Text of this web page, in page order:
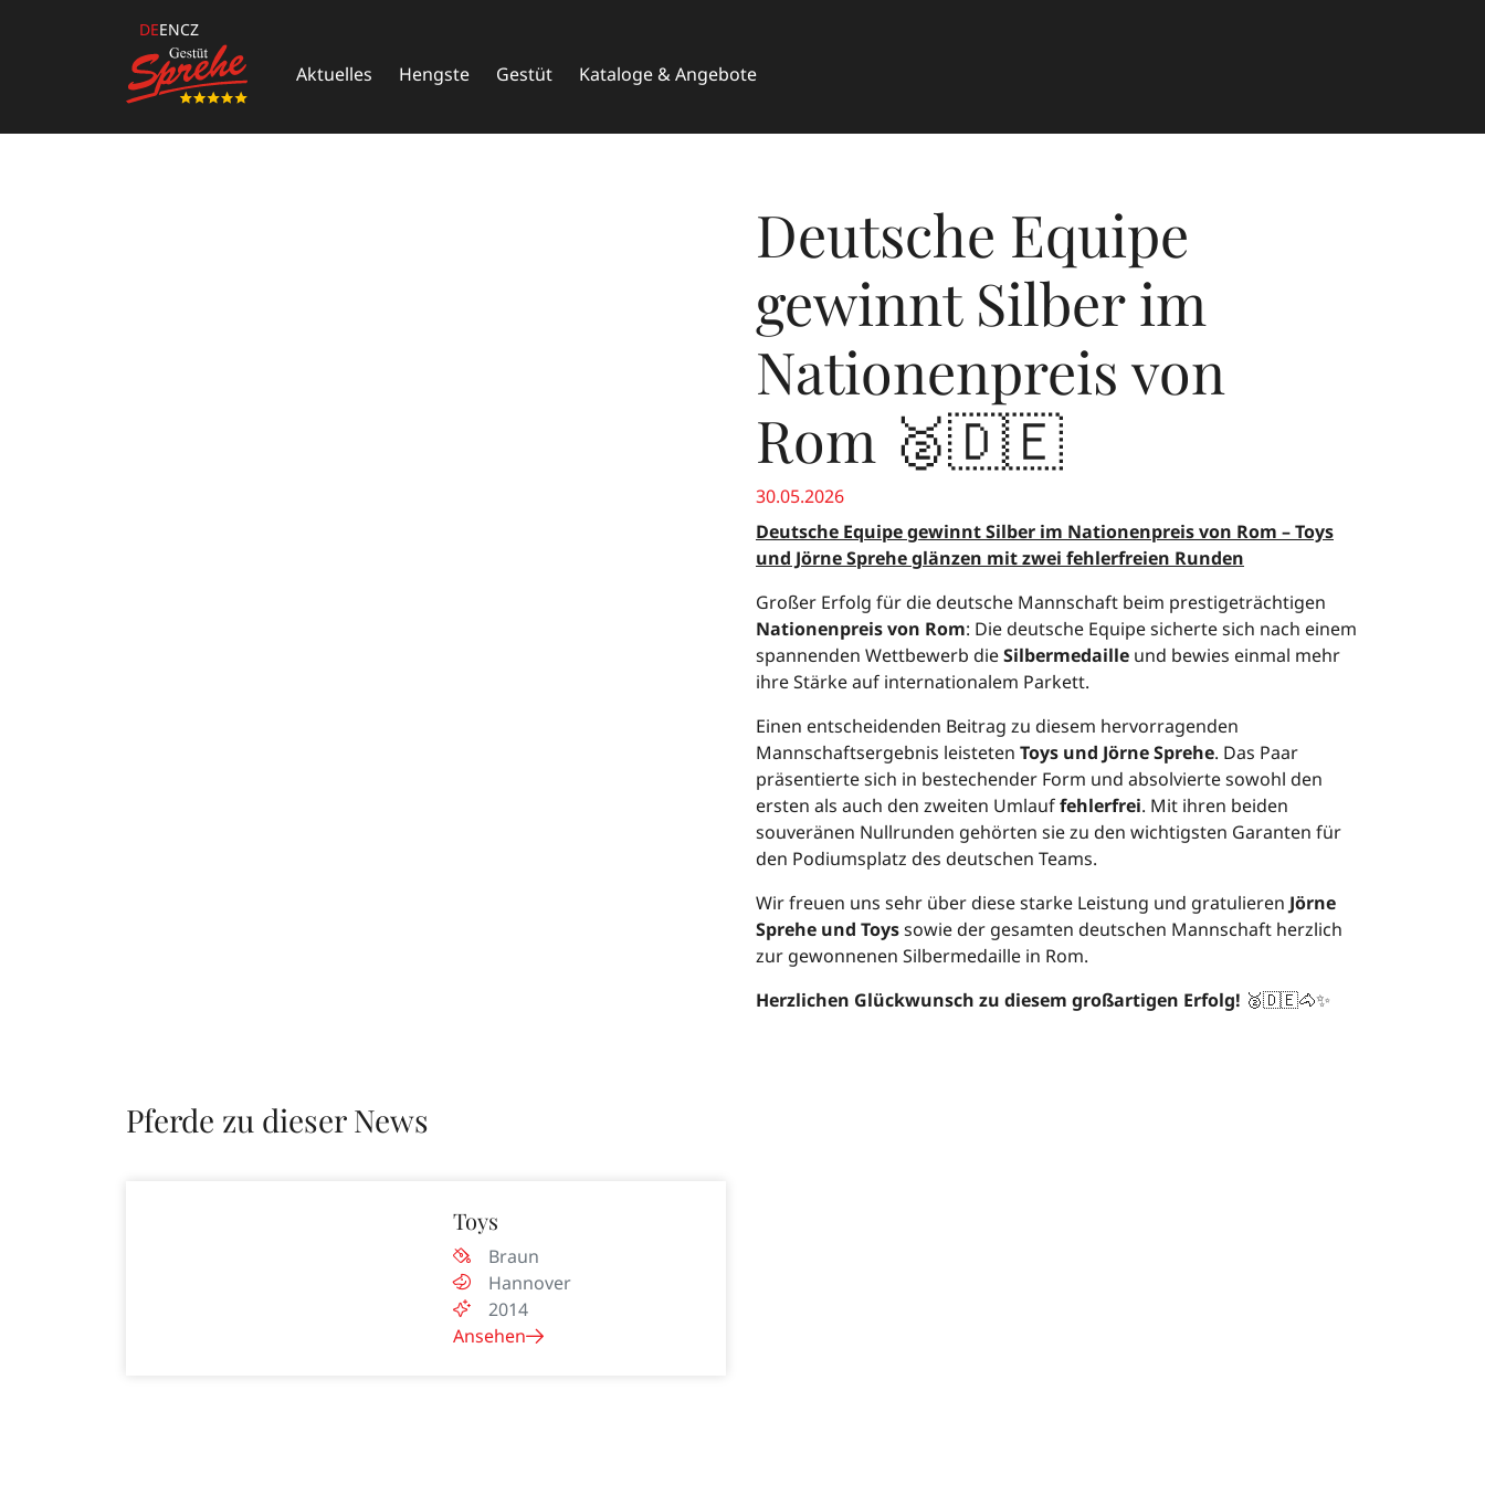
DEENCZ
Aktuelles Hengste Gestüt Kataloge & Angebote
Deutsche Equipe
gewinnt Silber im
Nationenpreis von
Rom 🥈🇩🇪
30.05.2026
Deutsche Equipe gewinnt Silber im Nationenpreis von Rom – Toys
und Jörne Sprehe glänzen mit zwei fehlerfreien Runden
Großer Erfolg für die deutsche Mannschaft beim prestigeträchtigen
Nationenpreis von Rom: Die deutsche Equipe sicherte sich nach einem
spannenden Wettbewerb dieSilbermedaille und bewies einmal mehr
ihre Stärke auf internationalem Parkett.
Einen entscheidenden Beitrag zu diesem hervorragenden
Mannschaftsergebnis leisteten Toys und Jörne Sprehe. Das Paar
präsentierte sich in bestechender Form und absolvierte sowohl den
ersten als auch den zweiten Umlauffehlerfrei. Mit ihren beiden
souveränen Nullrunden gehörten sie zu den wichtigsten Garanten für
den Podiumsplatz des deutschen Teams.
Wir freuen uns sehr über diese starke Leistung und gratulieren Jörne
Sprehe und Toyssowie der gesamten deutschen Mannschaft herzlich
zur gewonnenen Silbermedaille in Rom.
Herzlichen Glückwunsch zu diesem großartigen Erfolg! 🥈🇩🇪🐴✨
Pferde zu dieser News
Toys
Braun
Hannover
2014
Ansehen